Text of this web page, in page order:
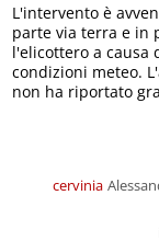
cervinia
L'intervento è
parte via terra e in
l'elicottero a causa
condizioni meteo.
non ha riportato